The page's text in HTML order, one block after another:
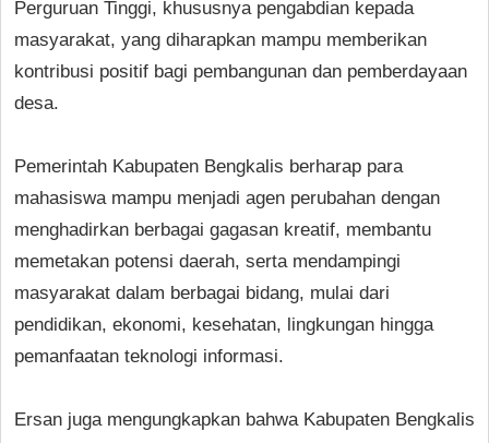
Perguruan Tinggi, khususnya pengabdian kepada
masyarakat, yang diharapkan mampu memberikan
kontribusi positif bagi pembangunan dan pemberdayaan
desa.
Pemerintah Kabupaten Bengkalis berharap para
mahasiswa mampu menjadi agen perubahan dengan
menghadirkan berbagai gagasan kreatif, membantu
memetakan potensi daerah, serta mendampingi
masyarakat dalam berbagai bidang, mulai dari
pendidikan, ekonomi, kesehatan, lingkungan hingga
pemanfaatan teknologi informasi.
Ersan juga mengungkapkan bahwa Kabupaten Bengkalis